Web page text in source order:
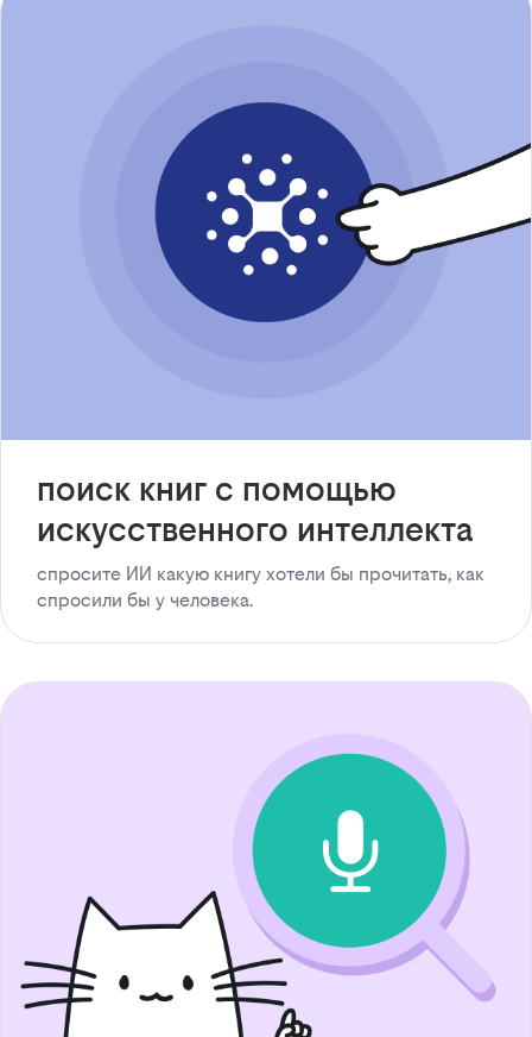
поиск книг с помощью
искусственного интеллекта
спросите ИИ какую книгу хотели бы прочитать, как
спросили бы у человека.